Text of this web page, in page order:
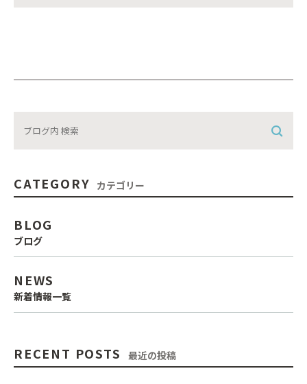
CATEGORY カテゴリー
BLOG
ブログ
NEWS
新着情報一覧
RECENT POSTS 最近の投稿